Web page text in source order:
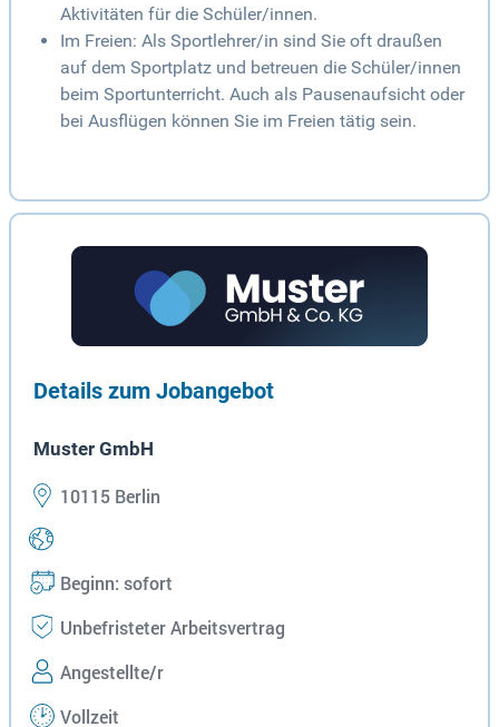
Aktivitäten für die Schüler/innen.
Im Freien: Als Sportlehrer/in sind Sie oft draußen
auf dem Sportplatz und betreuen die Schüler/innen
beim Sportunterricht. Auch als Pausenaufsicht oder
bei Ausflügen können Sie im Freien tätig sein.
Details zum Jobangebot
Muster GmbH
10115 Berlin
Beginn: sofort
Unbefristeter Arbeitsvertrag
Angestellte/r
Vollzeit